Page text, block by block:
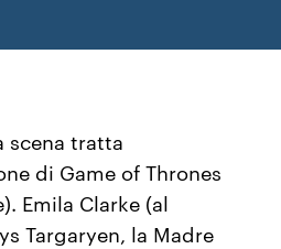
scena tratta
di Game of Thrones
Emila Clarke (al
Targaryen, la Madre